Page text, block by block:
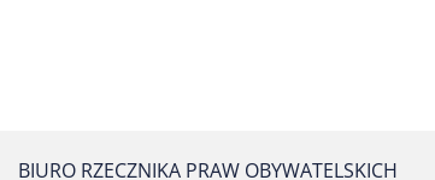
BIURO RZECZNIKA PRAW OBYWATELSKICH